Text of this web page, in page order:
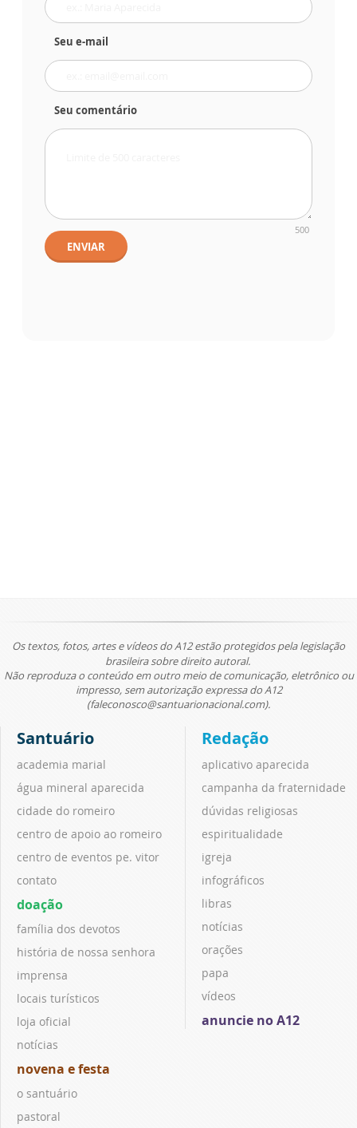
Seu e-mail
Seu comentário
500
ENVIAR
Os textos, fotos, artes e vídeos do A12 estão protegidos pela legislação
brasileira sobre direito autoral.
Não reproduza o conteúdo em outro meio de comunicação, eletrônico ou
impresso, sem autorização expressa do A12
(faleconosco@santuarionacional.com).
Santuário
academia marial
água mineral aparecida
cidade do romeiro
centro de apoio ao romeiro
centro de eventos pe. vitor
contato
doação
família dos devotos
história de nossa senhora
imprensa
locais turísticos
loja oficial
notícias
novena e festa
o santuário
pastoral
Redação
aplicativo aparecida
campanha da fraternidade
dúvidas religiosas
espiritualidade
igreja
infográficos
libras
notícias
orações
papa
vídeos
anuncie no A12